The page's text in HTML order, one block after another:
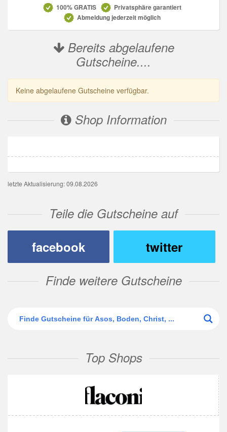
100% GRATIS
Privatsphäre garantiert
Abmeldung jederzeit möglich
Bereits abgelaufene
Gutscheine....
Keine abgelaufene Gutscheine verfügbar.
Shop Information
letzte Aktualisierung: 09.08.2026
Teile die Gutscheine auf
facebook
twitter
Finde weitere Gutscheine
Top Shops